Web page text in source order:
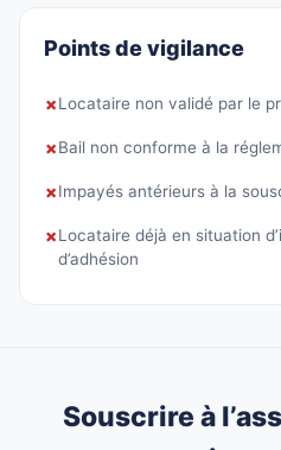
Points de vigilance
✗Locataire non validé par le
✗Bail non conforme à la
✗Impayés antérieurs à la
✗Locataire déjà en situation
d’adhésion
Souscrire à